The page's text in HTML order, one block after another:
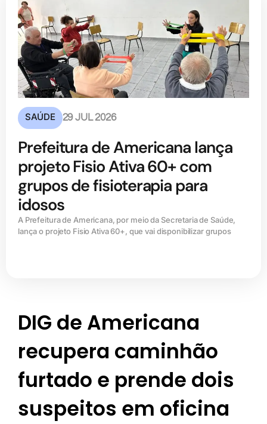
SAÚDE 29 JUL 2026
Prefeitura de Americana lança
projeto Fisio Ativa 60+ com
grupos de fisioterapia para
idosos
A Prefeitura de Americana, por meio da Secretaria de Saúde,
lança o projeto Fisio Ativa 60+, que vai disponibilizar grupos
DIG de Americana
recupera caminhão
furtado e prende dois
suspeitos em oficina